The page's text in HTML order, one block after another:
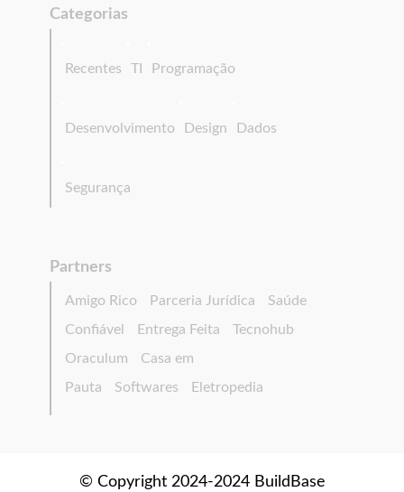
Categorias
Recentes TI Programação
Desenvolvimento Design Dados
Segurança
Partners
Amigo Rico Parceria Jurídica
Saúde
Confiável
Entrega Feita
Tecnohub
Oraculum
Casa em
Pauta
Softwares Eletropedia
© Copyright 2024-2024 BuildBase